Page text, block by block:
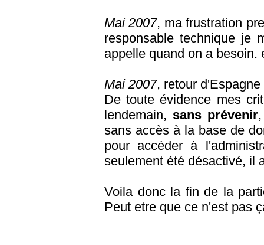
Mai 2007, ma frustration
responsable technique je
appelle quand on a besoin.
Mai 2007, retour
De toute évidence mes
lendemain, sans prévenir
sans accès à la base de
pour accéder à
seulement été désactivé, il
Voila donc la fin de la
Peut etre que ce n'est pas